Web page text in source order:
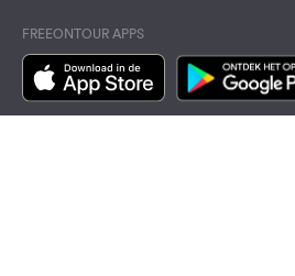
FREEONTOUR APPS
VOLG ONS OP SOCIAL MEDIA